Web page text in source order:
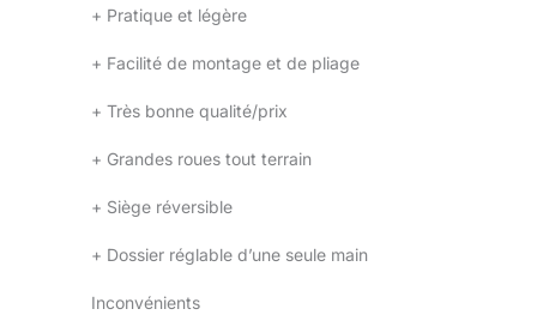
+ Pratique et légère
+ Facilité de montage et de pliage
+ Très bonne qualité/prix
+ Grandes roues tout terrain
+ Siège réversible
+ Dossier réglable d’une seule main
Inconvénients